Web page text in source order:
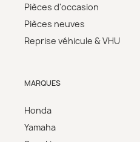
Pièces d'occasion
Pièces neuves
Reprise véhicule & VHU
MARQUES
Honda
Yamaha